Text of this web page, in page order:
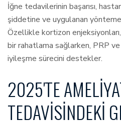
İğne tedavilerinin başarısı,
şiddetine ve uygulanan
Özellikle kortizon enjeksiyonları,
bir rahatlama sağlarken, PRP
iyileşme sürecini destekler.
2025'TE
TEDAVISINDEKI